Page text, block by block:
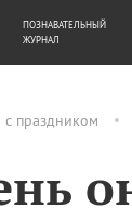
праздником
ДЕНЬГИ
ПОЗНАВАТЕЛЬНЫЙ
ЖУРНАЛ